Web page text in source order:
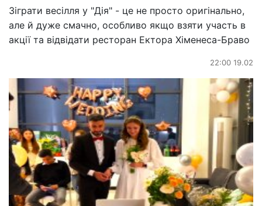
Зіграти весілля у "Дія" - це не просто оригінально,
але й дуже смачно, особливо якщо взяти участь в
акції та відвідати ресторан Ектора Хіменеса-Браво
22:00 19.02